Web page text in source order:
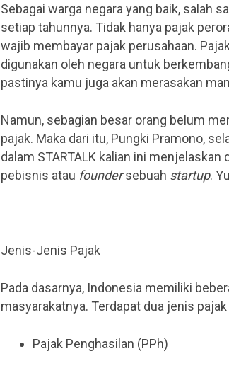
Sebagai warga negara yang baik, salah
setiap tahunnya. Tidak hanya pajak
wajib membayar pajak perusahaan.
digunakan oleh negara untuk
pastinya kamu juga akan merasakan
Namun, sebagian besar orang belum
pajak. Maka dari itu, Pungki Pramono,
dalam STARTALK kalian ini
pebisnis atau foundersebuah startup.
Jenis-Jenis Pajak
Pada dasarnya, Indonesia memiliki
masyarakatnya. Terdapat dua jenis
Pajak Penghasilan (PPh)